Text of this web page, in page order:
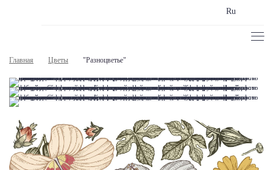
Ru
Главная Цветы "Разноцветье"